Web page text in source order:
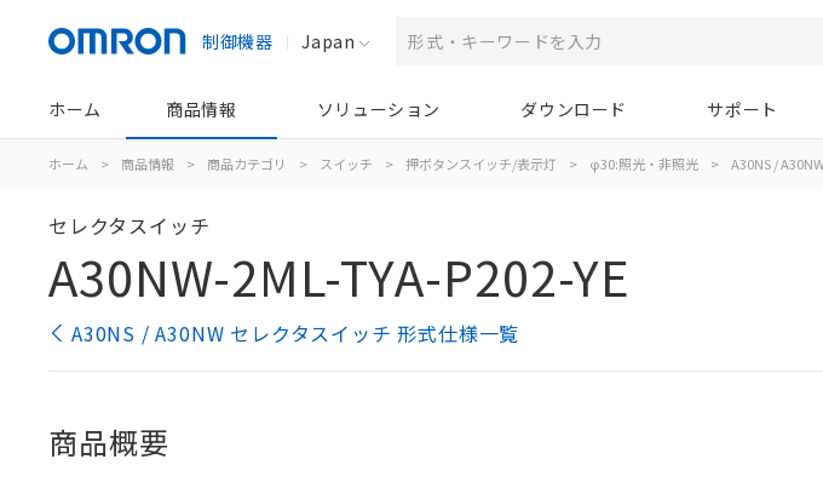
制御機器 Japan
ホーム 商品情報 ソリューション ダウンロード サポート
ホーム > 商品情報 > 商品カテゴリ > スイッチ > 押ボタンスイッチ/表示灯 > φ30:照光・非照光 > A30NS /
セレクタスイッチ
A30NW-2ML-TYA-P202-YE
A30NS / A30NW セレクタスイッチ 形式仕様一覧
商品概要